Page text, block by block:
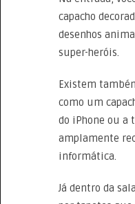
capacho
desenhos
super-heróis.
Existem
como um
do iPhone ou a
amplamente
informática.
Já dentro da